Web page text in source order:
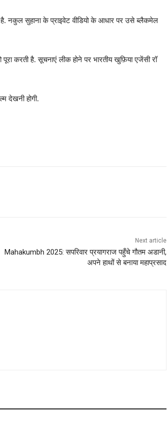
नकुल सुहाना के प्राइवेट वीडियो के आधार पर उसे ब्लैकमेल
करती है. सूचनाएं लीक होने पर भारतीय खुफ़िया एजेंसी रॉ
देखनी होगी.
Next article
Mahakumbh 2025: सपरिवार प्रयागराज पहुँचे गौतम अडानी,
अपने हाथों से बनाया महाप्रसाद